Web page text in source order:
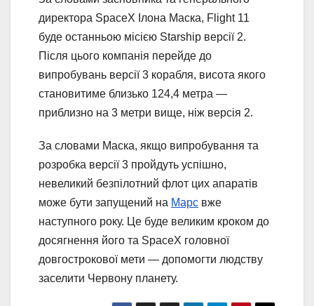
директора SpaceX Ілона Маска, Flight 11
буде останньою місією Starship версії 2.
Після цього компанія перейде до
випробувань версії 3 корабля, висота якого
становитиме близько 124,4 метра —
приблизно на 3 метри вище, ніж версія 2.
За словами Маска, якщо випробування та
розробка версії 3 пройдуть успішно,
невеликий безпілотний флот цих апаратів
може бути запущений на Марс вже
наступного року. Це буде великим кроком до
досягнення його та SpaceX головної
довгострокової мети — допомогти людству
заселити Червону планету.